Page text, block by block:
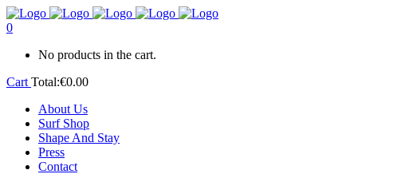
0
No products in the cart.
Cart Total:€0.00
About Us
Surf Shop
Shape And Stay
Press
Contact